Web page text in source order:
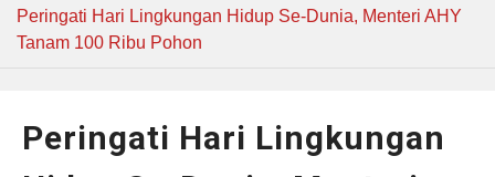
Peringati Hari Lingkungan Hidup Se-Dunia, Menteri AHY
Tanam 100 Ribu Pohon
Peringati Hari Lingkungan